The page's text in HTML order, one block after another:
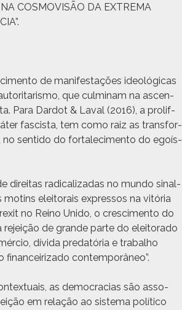
COSMOVISÃO DA EXTREMA
de man­i­fes­tações ide­ológ­i­cas
que cul­mi­nam na ascen­
Para Dar­d­ot & Laval (2016), a pro­lif­
fascista, tem como raiz as trans­for­
no sen­ti­do do for­t­alec­i­men­to do egoís­
dire­itas rad­i­cal­izadas no mun­do sinal­
eleitorais expres­sos na vitória
no Reino Unido, o cresci­men­to do
rejeição de grande parte do eleitora­do
dívi­da pre­datória e tra­bal­ho
contemporâneo”.
as democ­ra­cias são asso­
em relação ao sis­tema políti­co